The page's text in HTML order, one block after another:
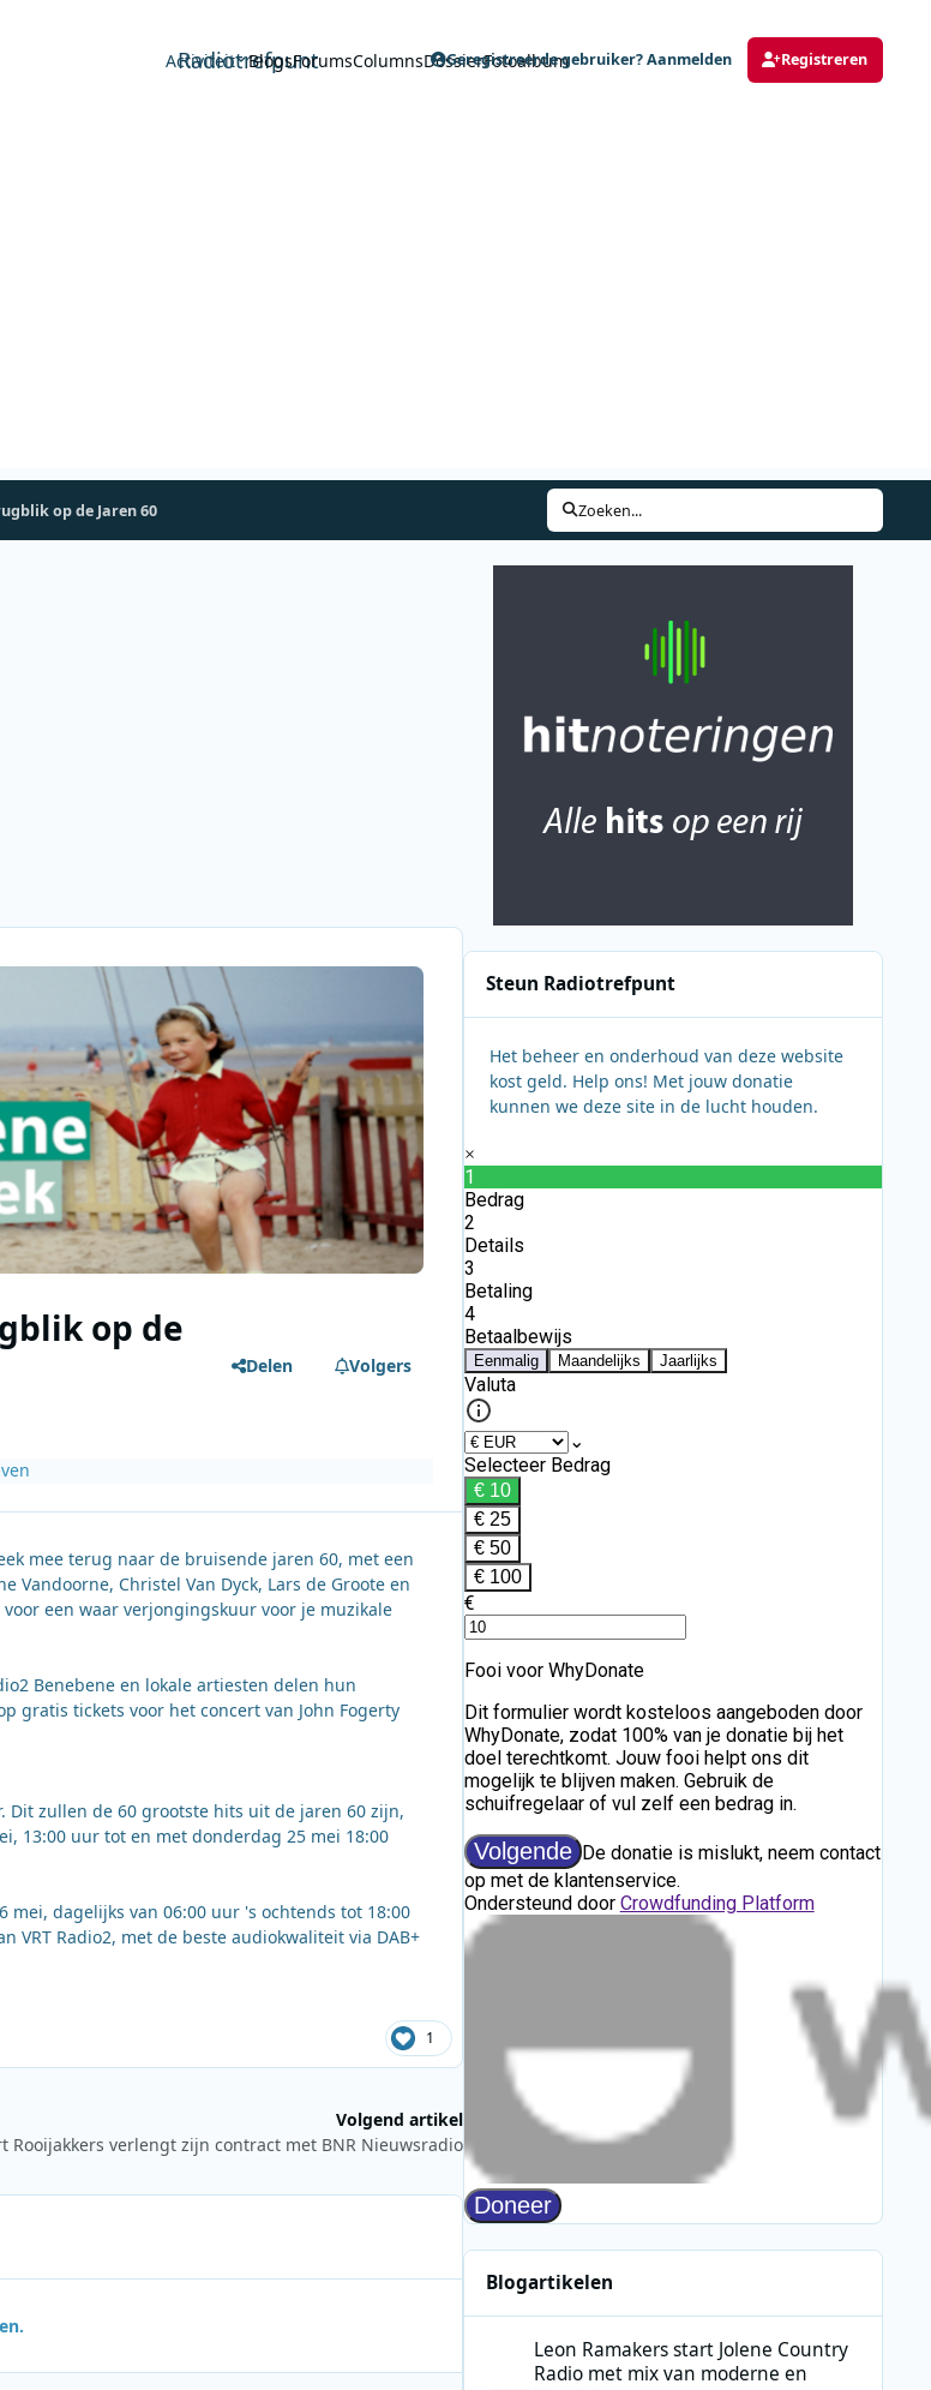
Radiotrefpunt
Activiteit BlogsForumsColumnsDossierFotoalbum
Geregistreerde gebruiker? Aanmelden Registreren
op de Jaren 60 Zoeken...
op de
Delen Volgers
mee terug naar de bruisende jaren 60, met een
Christel Van Dyck, Lars de Groote en
een waar verjongingskuur voor je muzikale
Benebene en lokale artiesten delen hun
gratis tickets voor het concert van John Fogerty
Dit zullen de 60 grootste hits uit de jaren 60 zijn,
13:00 uur tot en met donderdag 25 mei 18:00
mei, dagelijks van 06:00 uur 's ochtends tot 18:00
VRT Radio2, met de beste audiokwaliteit via DAB+
1
Volgend artikel
Rooijakkers verlengt zijn contract met BNR Nieuwsradio
Steun Radiotrefpunt
Het beheer en onderhoud van deze website
kost geld. Help ons! Met jouw donatie
kunnen we deze site in de lucht houden.
Blogartikelen
Leon Ramakers start Jolene Country
Radio met mix van moderne en